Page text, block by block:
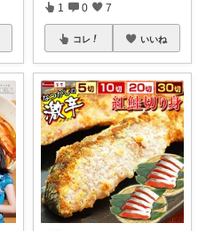
1 0 7
コレ いいね